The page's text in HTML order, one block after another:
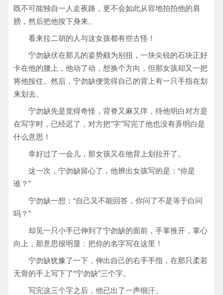
既不可能独自一人走夜路，更不会如此从容地拍拍他的肩
膀，然后把他按下身来。
看来拉二胡的人与这女孩都有些古怪！
宁勿缺伏在那儿的姿势颇为别扭，一块尖锐的石块正好
卡在他的腰上，他动了动，想换个方向，但那女孩却又一把
将他按住。然后，宁勿缺便觉得自己的背上有一只手指在划
来划去。
宁勿缺先是觉得奇怪，背脊又麻又痒，待他明白对方是
在写字时，已经迟了，对方把"字"写完了他也没有弄明白是
什么意思！
幸好过了一会儿，那女孩又在他背上划拉开了。
这一次，宁勿缺留心了，他辨出女孩写的是：“你是
谁？”
宁勿缺一想：“自己又不能回答，你问了不是等于白问
吗？”
却见一只小手已伸到了宁勿缺的面前，手掌推开，掌心
向上，那意思很明显：把你的名字写在这里！
宁勿缺犹豫了一下，伸出自己的右手手指，在那只柔若
无骨的手上写下了“宁勿缺”三个字。
写完这三个字之后，他已出了一声细汗。